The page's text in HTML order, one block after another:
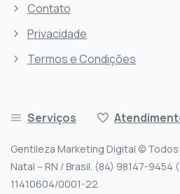
Contato
Privacidade
Termos e Condições
Serviços
Gentileza Marketing Digital ©
Natal – RN / Brasil. (84) 98147-9454
11410604/0001-22